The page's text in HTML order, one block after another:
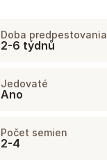
Doba predpestovania
2-6 týdnů
Jedovaté
Ano
Počet semien
2-4